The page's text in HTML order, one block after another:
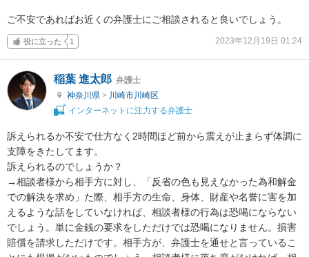
ご不安であればお近くの弁護士にご相談されると良いでしょう。
役に立った 1 2023年12月19日 01:24
稲葉 進太郎 弁護士
神奈川県 > 川崎市川崎区
インターネットに注力する弁護士
訴えられるか不安で仕方なく2時間ほど前から震えが止まらず体調に
支障をきたしてます。
訴えられるのでしょうか？
→相談者様から相手方に対し、「反省の色も見えなかった為和解金
での解決を求め」た際、相手方の生命、身体、財産や名誉に害を加
えるような話をしていなければ、相談者様の行為は恐喝にならない
でしょう。単に金銭の要求をしただけでは恐喝になりません。損害
賠償を請求しただけです。相手方が、弁護士を通せと言っているこ